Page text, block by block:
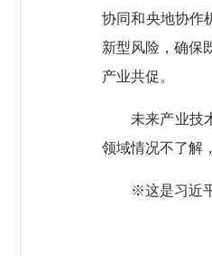
协同和央地协作
新型风险，确保
产业共促。
未来产业技
领域情况不了解
※这是习近